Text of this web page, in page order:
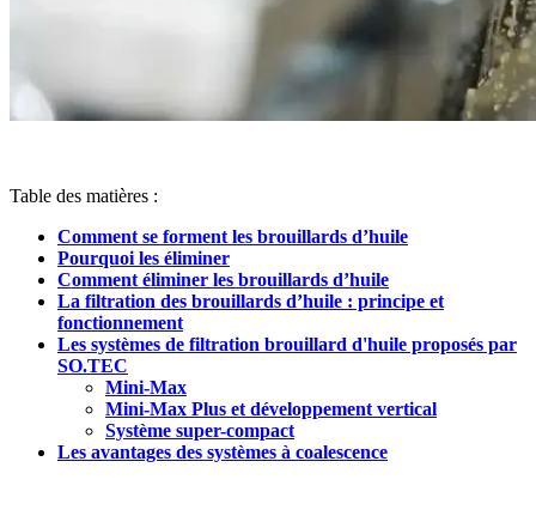
Table des matières :
Comment se forment les brouillards d’huile
Pourquoi les éliminer
Comment éliminer les brouillards d’huile
La filtration des brouillards d’huile : principe et
fonctionnement
Les systèmes de filtration brouillard d'huile proposés par
SO.TEC
Mini-Max
Mini-Max Plus et développement vertical
Système super-compact
Les avantages des systèmes à coalescence